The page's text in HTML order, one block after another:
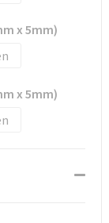
x 5mm)
x 5mm)